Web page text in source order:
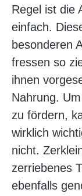
Regel ist die
einfach.
besonderen
fressen so
ihnen
Nahrung.
zu fördern,
wirklich
nicht.
zerriebenes
ebenfalls